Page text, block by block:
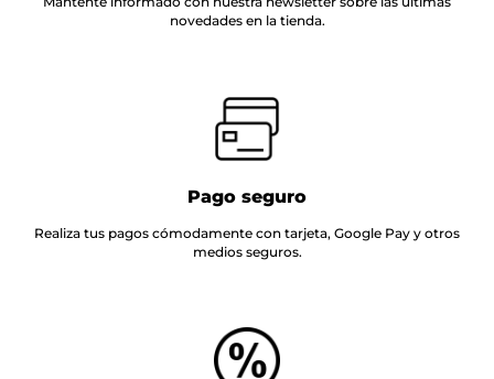
novedades en la tienda.
Pago seguro
Realiza tus pagos cómodamente con tarjeta, Google Pay y otros
medios seguros.